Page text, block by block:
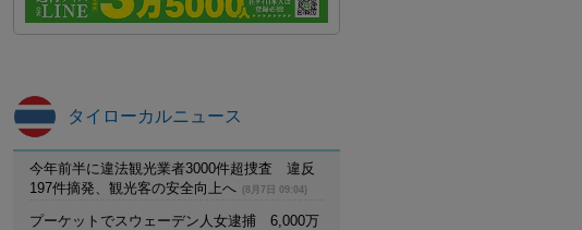
タイローカルニュース
今年前半に違法観光業者3000件超捜査 違反
197件摘発、観光客の安全向上へ
(8月7日 09:04)
プーケットでスウェーデン人女逮捕 6,000万